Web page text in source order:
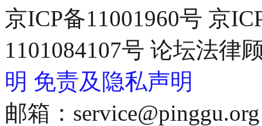
京ICP备11001960号 京
1101084107号 论坛法律
明 免责及隐私声明
邮箱：service@pinggu.org